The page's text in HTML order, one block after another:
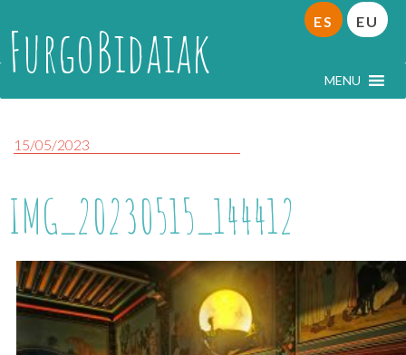
FurgoBidaiak MENU
ES EU
15/05/2023
IMG_20230515_144412